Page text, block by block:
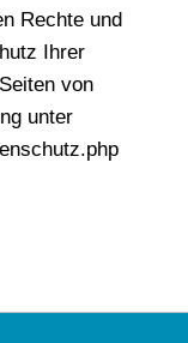
Rechte und
Ihrer
von
unter